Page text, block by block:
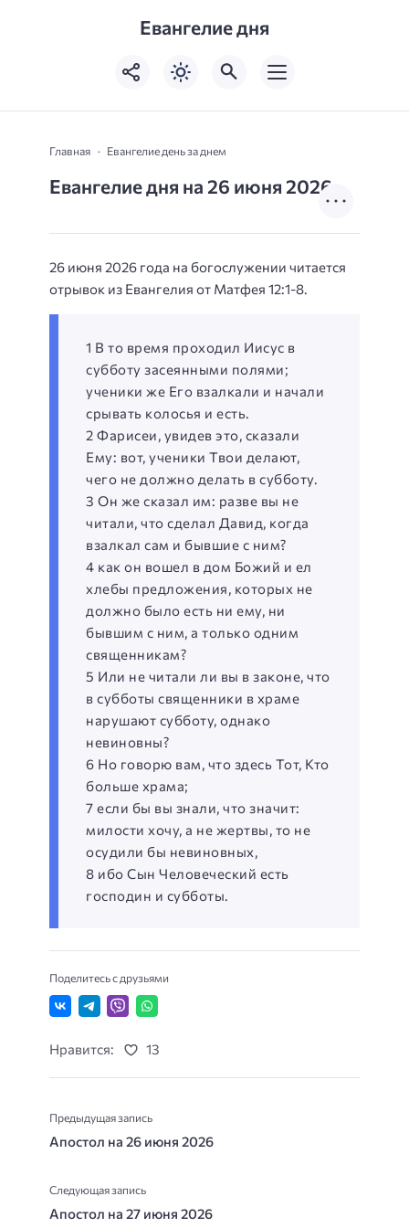
Евангелие дня
Главная Евангелие день за днем
Евангелие дня на 26 июня 2026
26 июня 2026 года на богослужении читается
отрывок из Евангелия от Матфея 12:1-8.
1 В то время проходил Иисус в
субботу засеянными полями;
ученики же Его взалкали и начали
срывать колосья и есть.
2 Фарисеи, увидев это, сказали
Ему: вот, ученики Твои делают,
чего не должно делать в субботу.
3 Он же сказал им: разве вы не
читали, что сделал Давид, когда
взалкал сам и бывшие с ним?
4 как он вошел в дом Божий и ел
хлебы предложения, которых не
должно было есть ни ему, ни
бывшим с ним, а только одним
священникам?
5 Или не читали ли вы в законе, что
в субботы священники в храме
нарушают субботу, однако
невиновны?
6 Но говорю вам, что здесь Тот, Кто
больше храма;
7 если бы вы знали, что значит:
милости хочу, а не жертвы, то не
осудили бы невиновных,
8 ибо Сын Человеческий есть
господин и субботы.
Поделитесь с друзьями
Нравится: 13
Предыдущая запись
Апостол на 26 июня 2026
Следующая запись
Апостол на 27 июня 2026